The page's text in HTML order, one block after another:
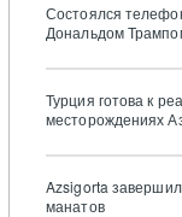
Состоялся
Дональдом
Турция готова к
месторождениях
Azsigorta
манатов